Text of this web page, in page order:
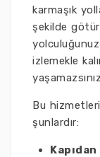
karmaşık
şekilde
izlemekle
Bu
şunlardır: